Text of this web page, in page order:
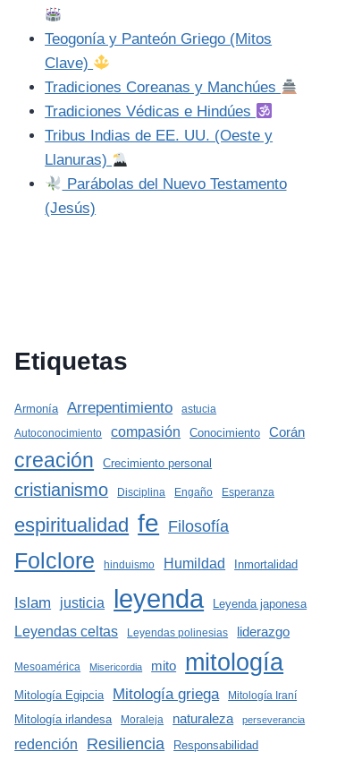
Teogonía y Panteón Griego (Mitos
Clave)
Tradiciones Coreanas y Manchúes
Tradiciones Védicas e Hindúes
Tribus Indias de EE. UU. (Oeste y
Llanuras)
Parábolas del Nuevo Testamento
(Jesús)
Etiquetas
Armonía Arrepentimiento
astucia
Autoconocimiento
compasión Conocimiento Corán
creación Crecimiento personal
cristianismo Disciplina Engaño Esperanza
espiritualidad fe Filosofía
Folclore hinduismo Humildad Inmortalidad
Islam justicia leyenda Leyenda japonesa
Leyendas celtas Leyendas polinesias liderazgo
Mesoamérica Misericordia mito mitología
Mitología Egipcia Mitología griega Mitología Iraní
Mitología irlandesa Moraleja naturaleza perseverancia
redención Resiliencia Responsabilidad